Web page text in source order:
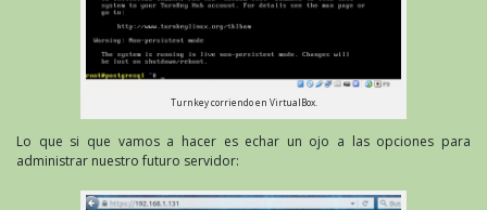
Turnkey corriendo en VirtualBox.
Lo que si que vamos a hacer es echar un ojo a las opciones para
administrar nuestro futuro servidor: